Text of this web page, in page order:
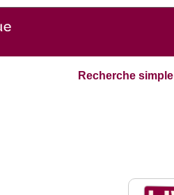
Recherche simple